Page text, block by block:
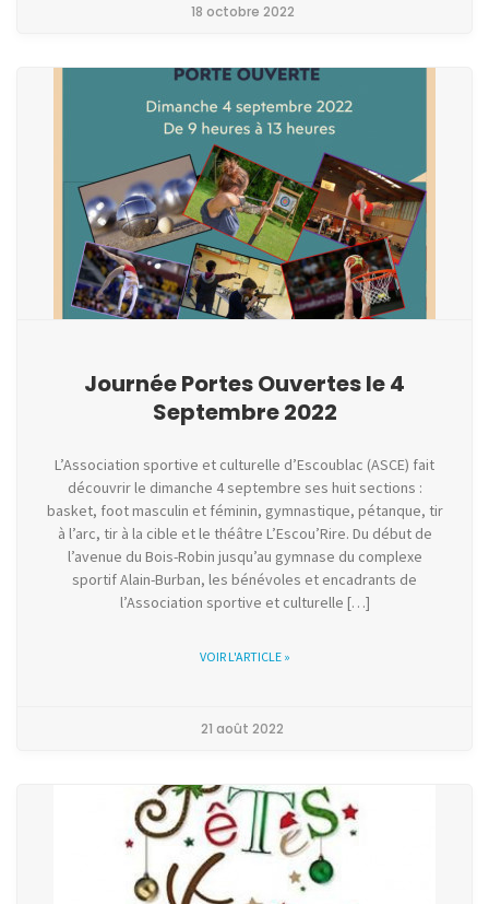
18 octobre 2022
Journée Portes Ouvertes le 4
Septembre 2022
L’Association sportive et culturelle d’Escoublac (ASCE) fait
découvrir le dimanche 4 septembre ses huit sections :
basket, foot masculin et féminin, gymnastique, pétanque, tir
à l’arc, tir à la cible et le théâtre L’Escou’Rire. Du début de
l’avenue du Bois-Robin jusqu’au gymnase du complexe
sportif Alain-Burban, les bénévoles et encadrants de
l’Association sportive et culturelle […]
VOIR L'ARTICLE »
21 août 2022